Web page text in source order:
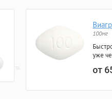
100мг
уже
от